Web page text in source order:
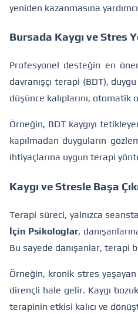
yeniden kazanmasına
Bursada Kaygı ve Stres
Profesyonel desteğin en
davranışçı terapi (BDT),
düşünce kalıplarını, otomatik
Örneğin, BDT kaygıyı
kapılmadan duyguların
ihtiyaçlarına uygun terapi
Kaygı ve Stresle Başa
Terapi süreci, yalnızca
İçin Psikologlar,
Bu sayede danışanlar, terapi
Örneğin, kronik stres
dirençli hale gelir. Kaygı
terapinin etkisi kalıcı ve